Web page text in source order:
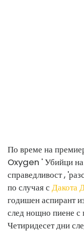
По време на
Oxygen ' Убийци на
справедливост ,
по случая с Дакота
годишен аспирант
след нощно пиене с
Четиридесет дни